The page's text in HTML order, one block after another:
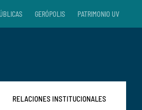
GERÓPOLIS PATRIMONIO UV
RELACIONES INSTITUCIONALES